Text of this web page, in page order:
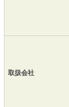
取扱会社